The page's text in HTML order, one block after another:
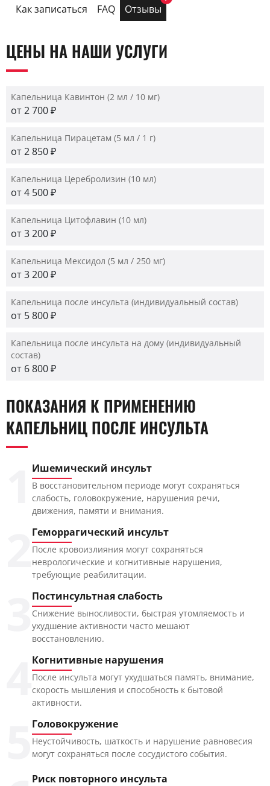
Как записаться
FAQ Отзывы
ЦЕНЫ НА НАШИ УСЛУГИ
Капельница Кавинтон (2 мл / 10 мг)
от 2 700 ₽
Капельница Пирацетам (5 мл / 1 г)
от 2 850 ₽
Капельница Церебролизин (10 мл)
от 4 500 ₽
Капельница Цитофлавин (10 мл)
от 3 200 ₽
Капельница Мексидол (5 мл / 250 мг)
от 3 200 ₽
Капельница после инсульта (индивидуальный состав)
от 5 800 ₽
Капельница после инсульта на дому (индивидуальный
состав)
от 6 800 ₽
ПОКАЗАНИЯ К ПРИМЕНЕНИЮ
КАПЕЛЬНИЦ ПОСЛЕ ИНСУЛЬТА
Ишемический инсульт
В восстановительном периоде могут сохраняться
слабость, головокружение, нарушения речи,
движения, памяти и внимания.
Геморрагический инсульт
После кровоизлияния могут сохраняться
неврологические и когнитивные нарушения,
требующие реабилитации.
Постинсультная слабость
Снижение выносливости, быстрая утомляемость и
ухудшение активности часто мешают
восстановлению.
Когнитивные нарушения
После инсульта могут ухудшаться память, внимание,
скорость мышления и способность к бытовой
активности.
Головокружение
Неустойчивость, шаткость и нарушение равновесия
могут сохраняться после сосудистого события.
Риск повторного инсульта